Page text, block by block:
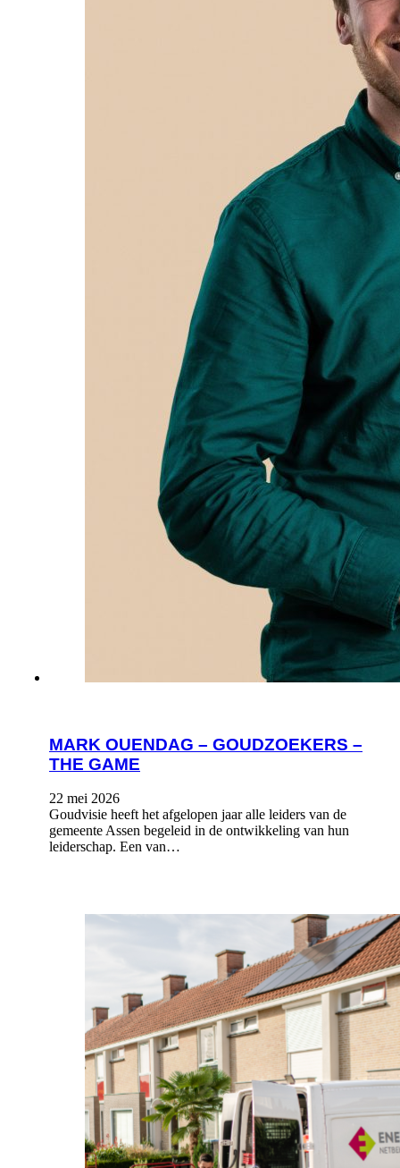
MARK OUENDAG – GOUDZOEKERS –
THE GAME
22 mei 2026
Goudvisie heeft het afgelopen jaar alle leiders van de
gemeente Assen begeleid in de ontwikkeling van hun
leiderschap. Een van…